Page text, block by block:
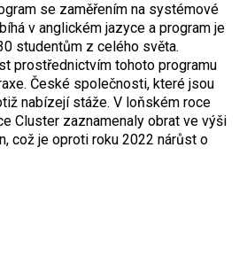
se zaměřením na systémové
v anglickém jazyce a program je
studentům z celého světa.
prostřednictvím tohoto programu
České společnosti, které jsou
nabízejí stáže. V loňském roce
Cluster zaznamenaly obrat ve výši
což je oproti roku 2022 nárůst o